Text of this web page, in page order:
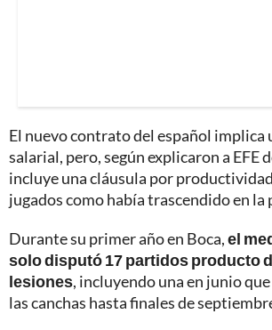
El nuevo contrato del español implica
salarial, pero, según explicaron a EFE
incluye una cláusula por
jugados como había trascendido en la
Durante su primer año en Boca,el
solo disputó 17 partidos producto
lesiones, incluyendo una en junio
las canchas hasta finales de